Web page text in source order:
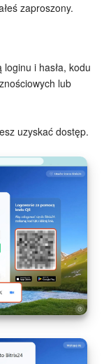
zaproszony.
i hasła, kodu
lub
uzyskać dostęp.